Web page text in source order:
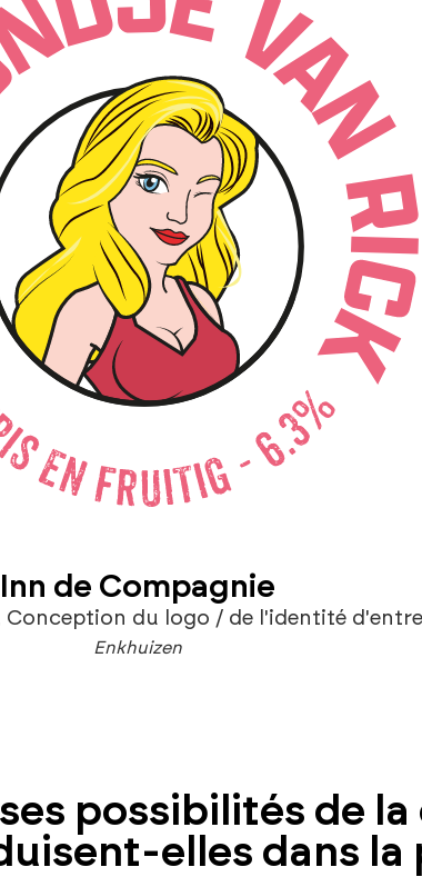
Inn de Compagnie
Conception du logo / de l'identité
Enkhuizen
possibilités de
elles dans la